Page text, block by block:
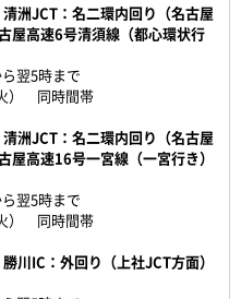
洲JCT：名二環内回り（名古屋
屋高速6号清須線（都心環状行
翌5時まで
） 同時間帯
洲JCT：名二環内回り（名古屋
屋高速16号一宮線（一宮行き）
翌5時まで
） 同時間帯
川IC：外回り（上社JCT方面）